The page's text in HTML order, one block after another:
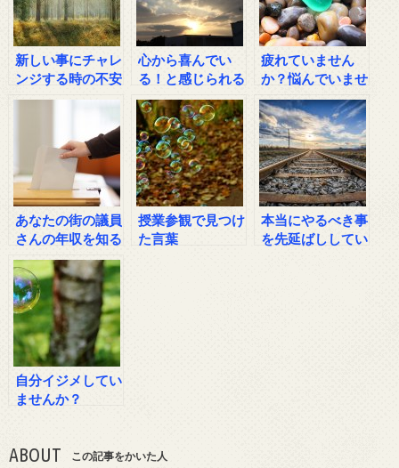
新しい事にチャレ
ンジする時の不安
に打ち勝つ方法
心から喜んでい
る！と感じられる
時って？
疲れていません
か？悩んでいませ
んか？
あなたの街の議員
さんの年収を知る
方法
授業参観で見つけ
た言葉
本当にやるべき事
を先延ばししてい
自分イジメしてい
ませんか？
ABOUT この記事をかいた人